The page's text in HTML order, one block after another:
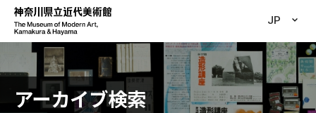
JP
アーカイブ検索